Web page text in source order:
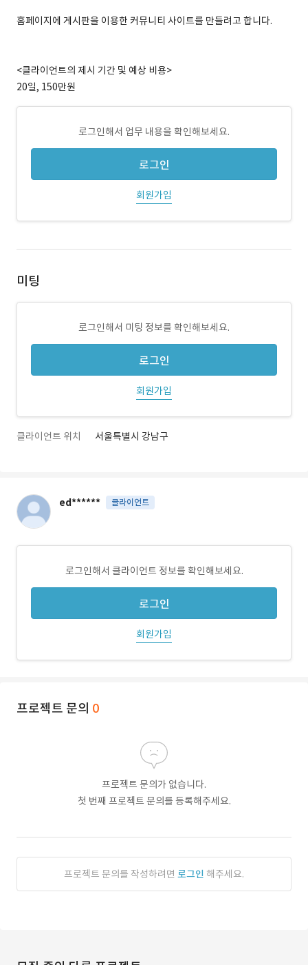
홈페이지에 게시판을 이용한 커뮤니티 사이트를 만들려고 합니다.
<클라이언트의 제시 기간 및 예상 비용>
20일, 150만원
로그인해서 업무 내용을 확인해보세요.
로그인
회원가입
미팅
로그인해서 미팅 정보를 확인해보세요.
로그인
회원가입
클라이언트 위치 서울특별시 강남구
ed****** 클라이언트
로그인해서 클라이언트 정보를 확인해보세요.
로그인
회원가입
프로젝트 문의 0
프로젝트 문의가 없습니다.
첫 번째 프로젝트 문의를 등록해주세요.
프로젝트 문의를 작성하려면 로그인 해주세요.